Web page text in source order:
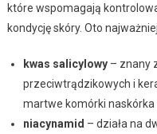
które wspomagają
kondycję skóry. Oto
kwas salicylowy– znany
przeciwtrądzikowych i
martwe komórki
niacynamid – działa na